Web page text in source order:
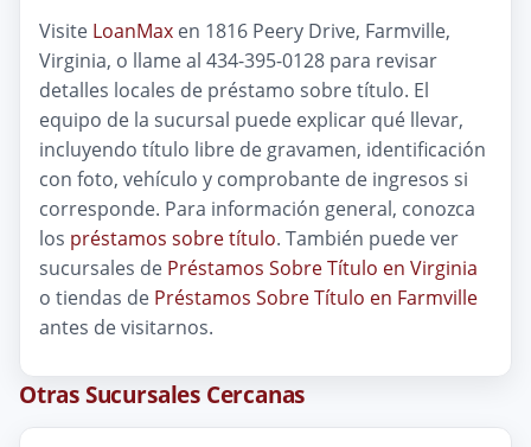
Visite LoanMax en 1816 Peery Drive, Farmville,
Virginia, o llame al 434-395-0128 para revisar
detalles locales de préstamo sobre título. El
equipo de la sucursal puede explicar qué llevar,
incluyendo título libre de gravamen, identificación
con foto, vehículo y comprobante de ingresos si
corresponde. Para información general, conozca
los préstamos sobre título. También puede ver
sucursales de Préstamos Sobre Título en Virginia
o tiendas de Préstamos Sobre Título en Farmville
antes de visitarnos.
Otras Sucursales Cercanas